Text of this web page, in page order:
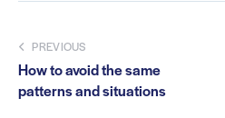
PREVIOUS
How to avoid the same
patterns and situations